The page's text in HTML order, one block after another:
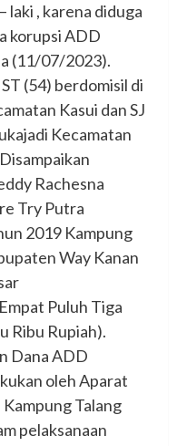
laki , karena diduga
korupsi ADD
(11/07/2023).
(54) berdomisil di
Kasui dan SJ
Kecamatan
Rachesna
Try Putra
2019 Kampung
Way Kanan
Puluh Tiga
Ribu Rupiah).
Dana ADD
oleh Aparat
Talang
pelaksanaan